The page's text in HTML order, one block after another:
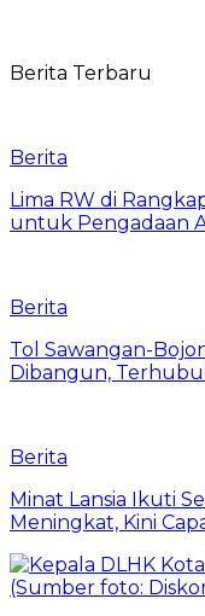
Berita Terbaru
Berita
Lima RW di
untuk Pengadaan
Berita
Tol Sawangan-
Dibangun,
Berita
Minat Lansia Ikuti
Meningkat, Kini